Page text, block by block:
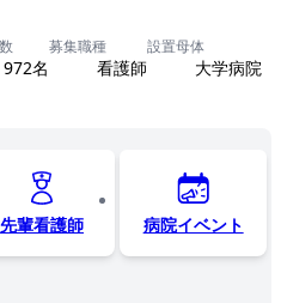
972名
募集職種
看護師
設置母体
大学病院
先輩看護師 病院イベント